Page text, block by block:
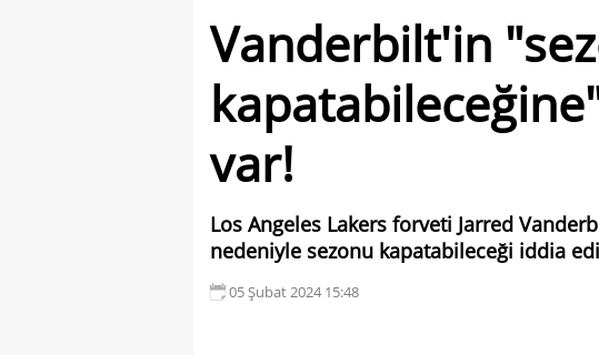
Vanderbilt'in
var!
Los Angeles Lakers forveti Jarred
nedeniyle sezonu kapatabileceği iddia
05 Şubat 2024 15:48